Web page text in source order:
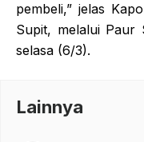
pembeli,” jelas
Supit, melalui Paur
selasa (6/3).
Lainnya